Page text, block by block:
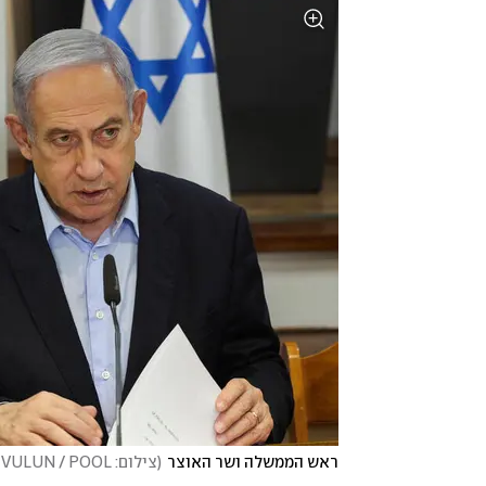
ראש הממשלה ושר האוצר (צילום: EPA/RONEN ZVULUN / POOL